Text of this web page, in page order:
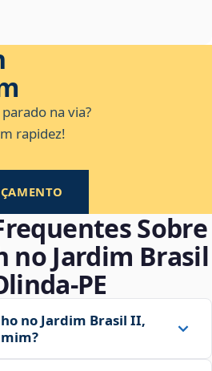
na via?
rapidez!
Sobre
no Jardim Brasil
no Jardim Brasil II,